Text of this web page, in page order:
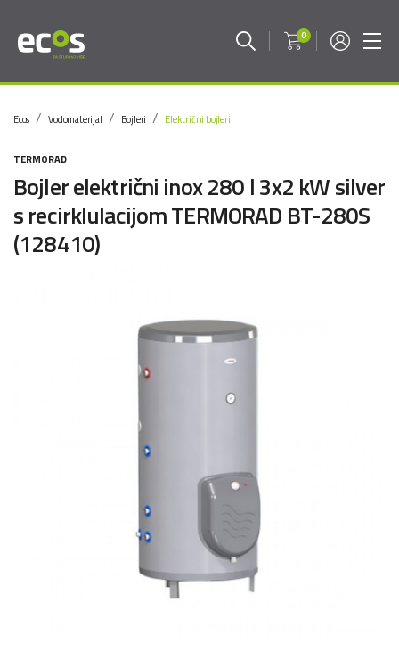
0
Ecos Vodomaterijal Bojleri Električni bojleri
TERMORAD
Bojler električni inox 280 l 3x2 kW silver
s recirklulacijom TERMORAD BT-280S
(128410)